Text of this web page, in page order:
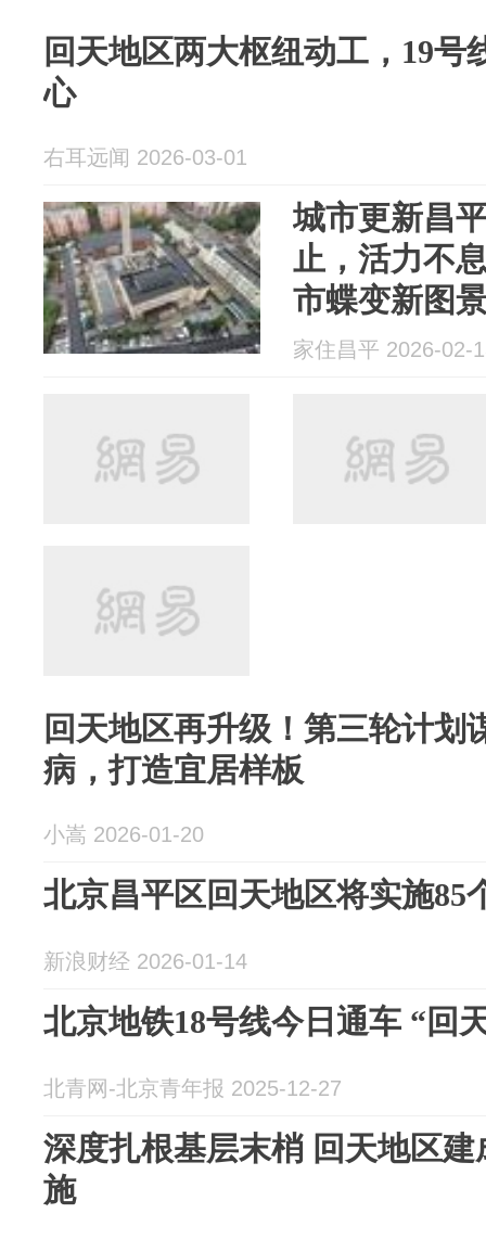
回天地区两大枢纽动工，19号
心
右耳远闻 2026-03-01
城市更新昌
止，活力不
市蝶变新图
家住昌平 2026-02-
回天地区再升级！第三轮计划
病，打造宜居样板
小嵩 2026-01-20
北京昌平区回天地区将实施85
新浪财经 2026-01-14
北京地铁18号线今日通车 “回
北青网-北京青年报 2025-12-27
深度扎根基层末梢 回天地区建
施